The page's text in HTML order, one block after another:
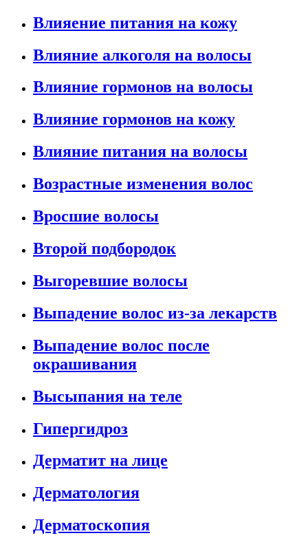
Влияение питания на кожу
Влияние алкоголя на волосы
Влияние гормонов на волосы
Влияние гормонов на кожу
Влияние питания на волосы
Возрастные изменения волос
Вросшие волосы
Второй подбородок
Выгоревшие волосы
Выпадение волос из-за лекарств
Выпадение волос после
окрашивания
Высыпания на теле
Гипергидроз
Дерматит на лице
Дерматология
Дерматоскопия